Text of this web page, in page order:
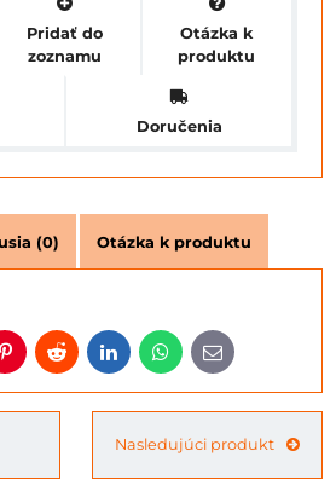
Pridať do
zoznamu
Otázka k
produktu
Doručenia
(0) Otázka k produktu
PinterestRedditLinkedInWhatsApp
E-
mail
Nasledujúci produkt